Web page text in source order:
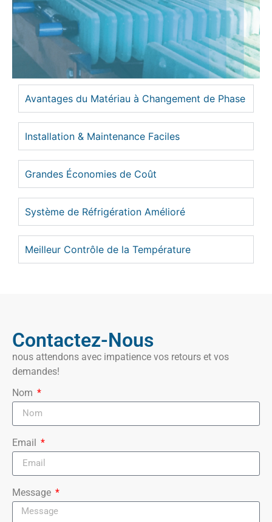
Avantages du Matériau à Changement de Phase
Installation & Maintenance Faciles
Grandes Économies de Coût
Système de Réfrigération Amélioré
Meilleur Contrôle de la Température
Contactez-Nous
nous attendons avec impatience vos retours et vos
demandes!
Nom
Email
Message